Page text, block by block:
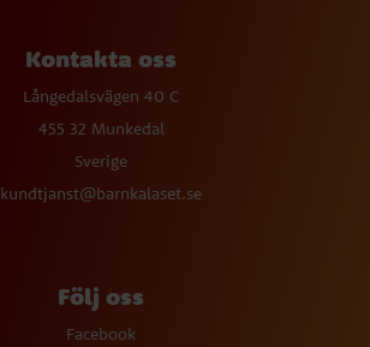
Kontakta oss
Långedalsvägen 40 C
455 32 Munkedal
Sverige
kundtjanst@barnkalaset.se
Följ oss
Facebook